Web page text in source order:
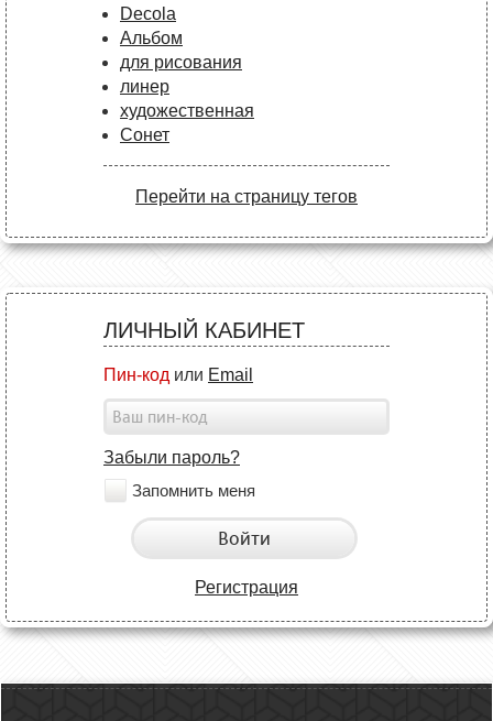
Decola
Альбом
для рисования
линер
художественная
Сонет
Перейти на страницу тегов
ЛИЧНЫЙ КАБИНЕТ
Пин-код или Email
Забыли пароль?
Запомнить меня
Войти
Регистрация